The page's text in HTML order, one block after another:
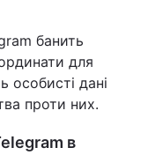
банить
для
особисті дані
проти них.
в